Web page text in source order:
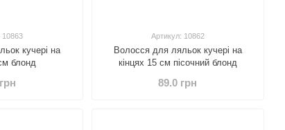
10863
кучері на
блонд
Артикул: 10862
Волосся для ляльок кучері на
кінцях 15 см пісочний блонд
89.0 грн